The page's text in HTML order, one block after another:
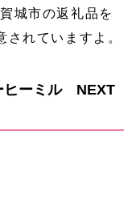
城市の返礼品を
れていますよ。
ヒーミル NEXT